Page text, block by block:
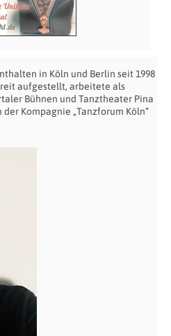
in Köln und Berlin seit 1998
aufgestellt, arbeitete als
Bühnen und Tanztheater Pina
Kompagnie „Tanzforum Köln“